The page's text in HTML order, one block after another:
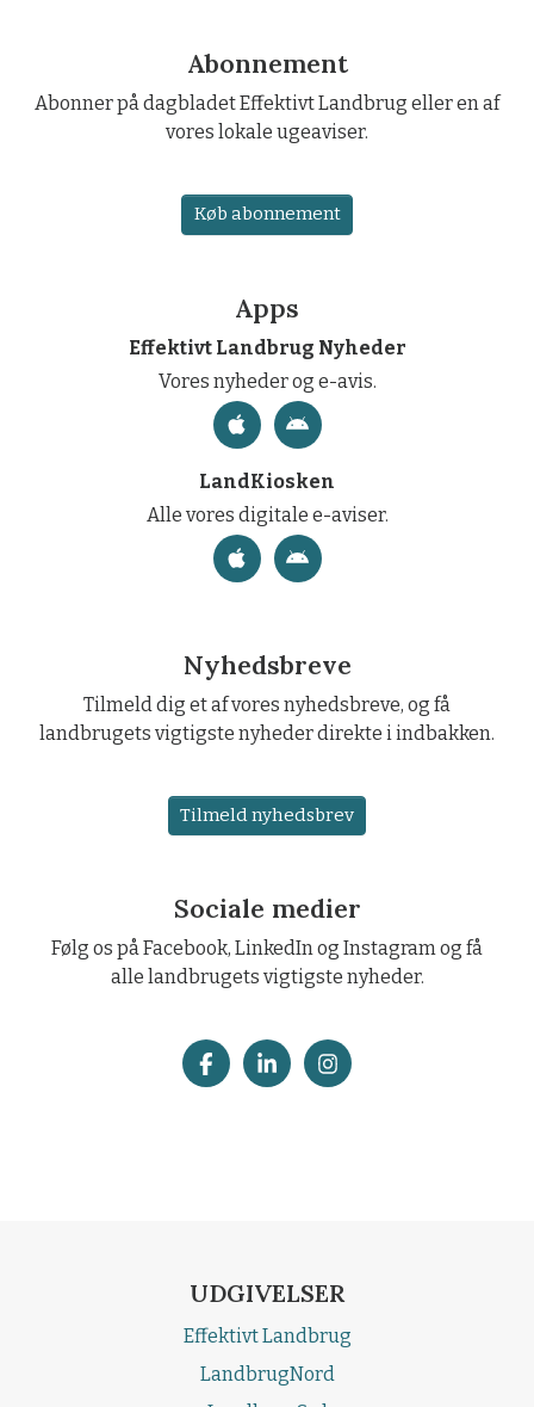
Abonnement
Abonner på dagbladet Effektivt Landbrug eller en af
vores lokale ugeaviser.
Køb abonnement
Apps
Effektivt Landbrug Nyheder
Vores nyheder og e-avis.
LandKiosken
Alle vores digitale e-aviser.
Nyhedsbreve
Tilmeld dig et af vores nyhedsbreve, og få
landbrugets vigtigste nyheder direkte i indbakken.
Tilmeld nyhedsbrev
Sociale medier
Følg os på Facebook, LinkedIn og Instagram og få
alle landbrugets vigtigste nyheder.
UDGIVELSER
Effektivt Landbrug
LandbrugNord